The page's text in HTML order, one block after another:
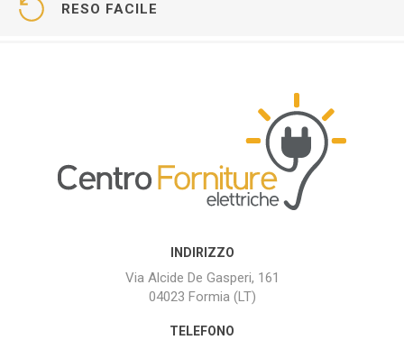
RESO FACILE
INDIRIZZO
Via Alcide De Gasperi, 161
04023 Formia (LT)
TELEFONO